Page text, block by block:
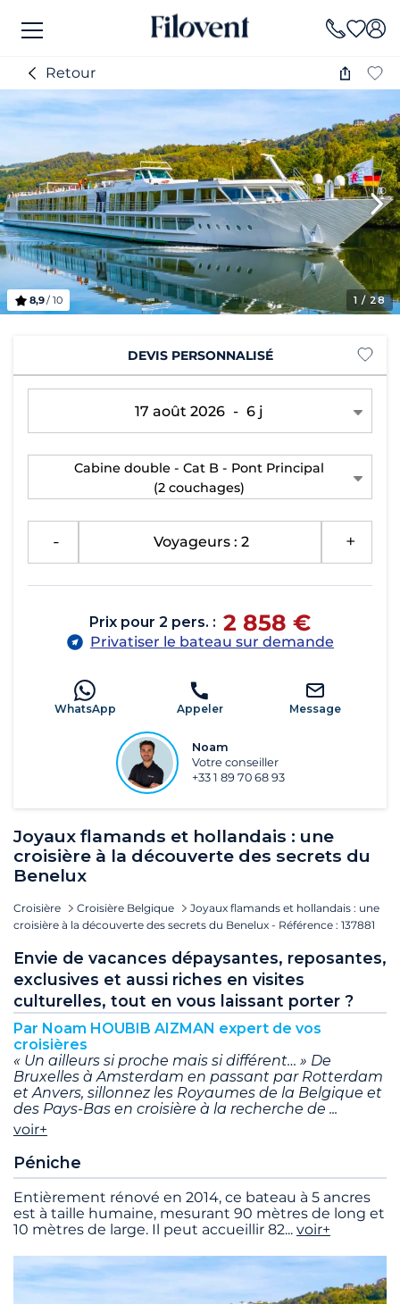
Retour
1 / 28
8,9/ 10
Joyaux flamands et hollandais : une
croisière à la découverte des secrets du
Benelux
Croisière Croisière Belgique
Joyaux flamands et hollandais : une
croisière à la découverte des secrets du Benelux - Référence : 137881
Envie de vacances dépaysantes, reposantes,
exclusives et aussi riches en visites
culturelles, tout en vous laissant porter ?
Par Noam HOUBIB AIZMAN expert de vos
croisières
« Un ailleurs si proche mais si différent… » De
Bruxelles à Amsterdam en passant par Rotterdam
et Anvers, sillonnez les Royaumes de la Belgique et
des Pays-Bas en croisière à la recherche de
voir+
Péniche
Entièrement rénové en 2014, ce bateau à 5 ancres
est à taille humaine, mesurant 90 mètres de long et
10 mètres de large. Il peut accueillir 82... voir+
DEVIS PERSONNALISÉ
17 août 2026 - 6 j
Cabine double - Cat B - Pont Principal
(2 couchages)
Voyageurs : 2
Prix pour 2 pers. : 2 858 €
Privatiser le bateau sur demande
WhatsApp Appeler Message
Noam
Votre conseiller
+33 1 89 70 68 93